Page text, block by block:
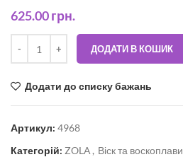
625.00грн.
ДОДАТИ В КОШИК
Додати до списку бажань
Артикул: 4968
Категорій: ZOLA , Віск та воскоплави